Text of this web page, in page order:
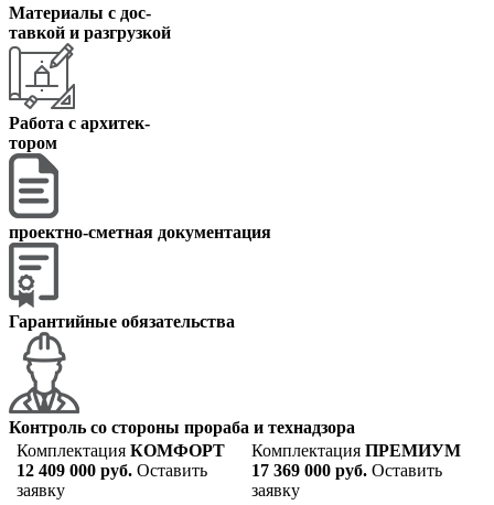
Материалы с дос-
тавкой и разгрузкой
Работа с архитек-
тором
проектно-сметная документация
Гарантийные обязательства
Контроль со стороны прораба и технадзора
Комплектация КОМФОРТ
12 409 000 руб. Оставить
заявку
Комплектация ПРЕМИУМ
17 369 000 руб. Оставить
заявку